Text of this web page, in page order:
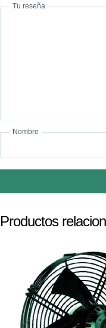
Tu reseña
Nombre
Productos